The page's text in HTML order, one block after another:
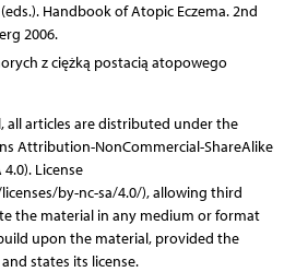
(eds.). Handbook of Atopic Eczema. 2nd
2006.
z ciężką postacią atopowego
all articles are distributed under the
Attribution-NonCommercial-ShareAlike
4.0). License
by-nc-sa/4.0/), allowing third
the material in any medium or format
upon the material, provided the
states its license.